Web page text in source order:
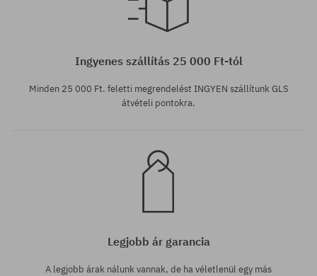
Elérhető méretek:
Ingyenes szállítás 25 000 Ft-tól
Minden 25 000 Ft. feletti megrendelést INGYEN szállítunk GLS
átvételi pontokra.
Legjobb ár garancia
A legjobb árak nálunk vannak, de ha véletlenül egy más